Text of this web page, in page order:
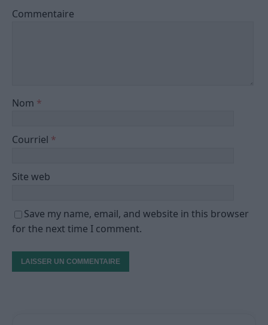
Commentaire
Nom *
Courriel *
Site web
Save my name, email, and website in this browser
for the next time I comment.